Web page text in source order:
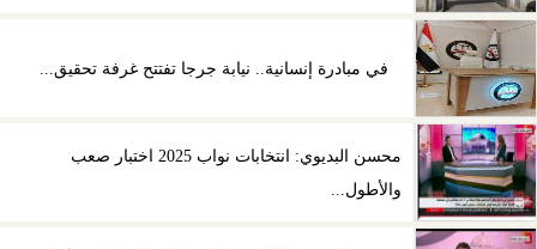
في مبادرة إنسانية.. نيابة جرجا تفتتح غرفة تحقيق...
محسن البديوي: انتخابات نواب 2025 اختبار صعب
والأطول...